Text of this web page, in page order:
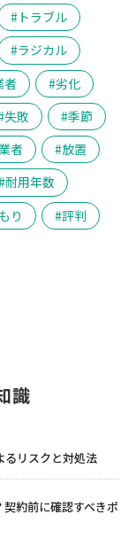
トラブル
ラジカル
者
劣化
失敗
季節
者
放置
耐用年数
り
評判
識
るリスクと対処法
約前に確認すべきポ